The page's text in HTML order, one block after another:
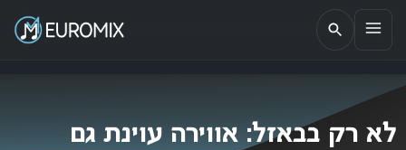
EUROMIX
אתר הבית של האירוויזיון בישראל
לא רק בבאזל: אווירה עוינת גם